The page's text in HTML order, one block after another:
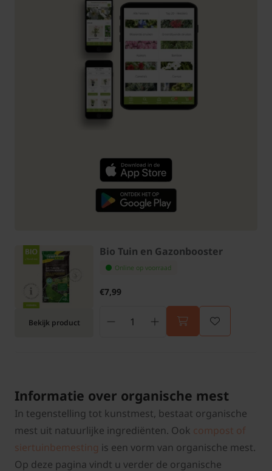
Bekijk product
Bio Tuin en Gazonbooster
Online op voorraad
€7,99
Informatie over organische mest
In tegenstelling tot kunstmest, bestaat organische
mest uit natuurlijke ingrediënten. Ook compost of
siertuinbemesting is een vorm van organische mest.
Op deze pagina vindt u verder de organische